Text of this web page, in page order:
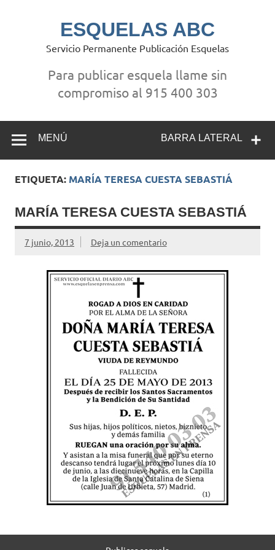
ESQUELAS ABC
Servicio Permanente Publicación Esquelas
Para publicar esquela llame sin
compromiso al 915 400 303
BARRA LATERAL
MENÚ
ETIQUETA: MARÍA TERESA CUESTA SEBASTIÁ
MARÍA TERESA CUESTA SEBASTIÁ
7 junio, 2013 Deja un comentario